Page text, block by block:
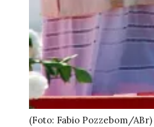
(Foto: Fabio Pozzebom/ABr)